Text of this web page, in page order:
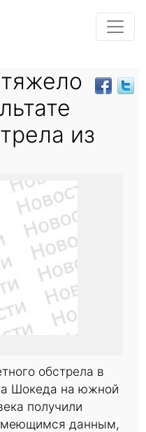
из
обстрела в
Шокеда на южной
получили
данным,